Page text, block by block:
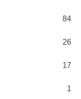
84
26
17
1